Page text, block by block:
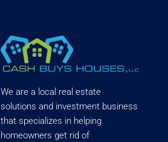
We are a local real estate
solutions and investment business
that specializes in helping
homeowners get rid of